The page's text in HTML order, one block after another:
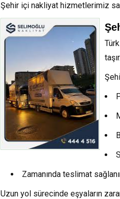
Şehir içi nakliyat hizmetlerimiz
Zamanında teslimat
Uzun yol sürecinde eşyaların